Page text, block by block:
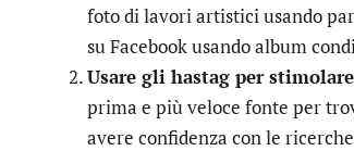
foto di lavori artistici usando
su Facebook usando album
Usare gli hastag per
prima e più veloce fonte per
avere confidenza con le